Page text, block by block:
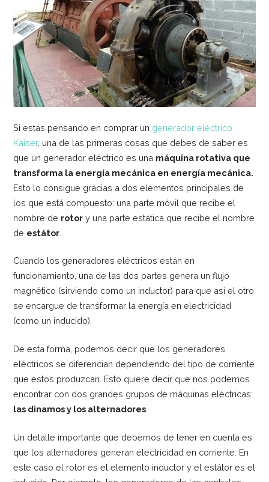
Si estás pensando en comprar un generador eléctrico
Kaiser, una de las primeras cosas que debes de saber es
que un generador eléctrico es una máquina rotativa que
transforma la energía mecánica en energía mecánica.
Esto lo consigue gracias a dos elementos principales de
los que está compuesto: una parte móvil que recibe el
nombre de rotor y una parte estática que recibe el nombre
de estátor
Cuando los generadores eléctricos están en
funcionamiento, una de las dos partes genera un flujo
magnético (sirviendo como un inductor) para que así el otro
se encargue de transformar la energía en electricidad
(como un inducido).
De esta forma, podemos decir que los generadores
eléctricos se diferencian dependiendo del tipo de corriente
que estos produzcan. Esto quiere decir que nos podemos
encontrar con dos grandes grupos de máquinas eléctricas:
las dinamos y los alternadores
Un detalle importante que debemos de tener en cuenta es
que los alternadores generan electricidad en corriente. En
este caso el rotor es el elemento inductor y el estátor es el